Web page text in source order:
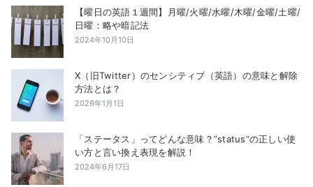
【曜日の英語１週間】月曜/火曜/水曜/木曜/金曜/土曜/
日曜：略や暗記法
2024年10月10日
X（旧Twitter）のセンシティブ（英語）の意味と解除
方法とは？
2026年1月1日
「ステータス」ってどんな意味？”status”の正しい使
い方と言い換え表現を解説！
2024年6月17日